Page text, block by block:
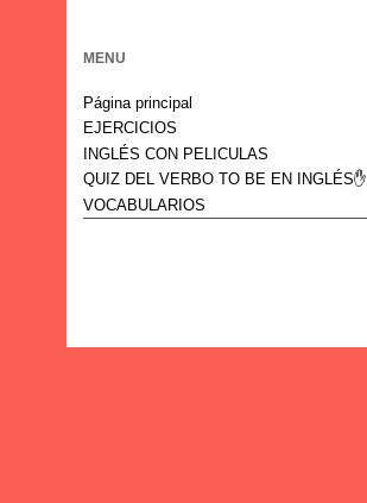
MENU
Página principal
EJERCICIOS
INGLÉS CON PELICULAS
QUIZ DEL VERBO TO BE EN INGLÉS✋
VOCABULARIOS